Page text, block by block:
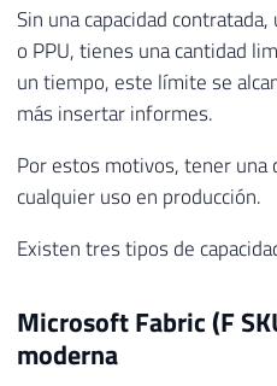
Sin una capacidad
o PPU, tienes una cantidad
un tiempo, este límite se
más insertar informes.
Por estos motivos, tener una
cualquier uso en producción.
Existen tres tipos de
Microsoft Fabric (F
moderna